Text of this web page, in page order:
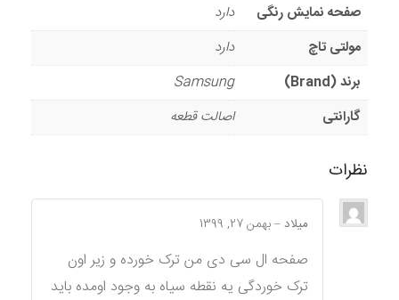
صفحه نمایش رنگی
دارد
مولتی تاچ
دارد
برند (Brand)
Samsung
گارانتی
اصالت قطعه
نظرات
میلاد –بهمن 27, 1399
صفحه ال سی دی من ترک خورده و زیر اون
ترک خوردگی یه نقطه سیاه به وجود اومده باید